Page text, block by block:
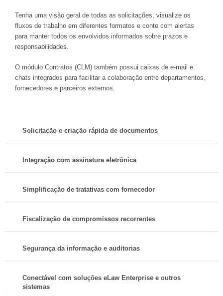
Solicitação e criação rápida de documentos
Integração com assinatura eletrônica
Simplificação de tratativas com fornecedor
Fiscalização de compromissos recorrentes
Segurança da informação e auditorias
Conectável com soluções eLaw Enterprise e outros
sistemas
Tenha uma visão geral de todas as solicitações, visualize os
fluxos de trabalho em diferentes formatos e conte com alertas
para manter todos os envolvidos informados sobre prazos e
responsabilidades.
O módulo Contratos (CLM) também possui caixas de e-mail e
chats integrados para facilitar a colaboração entre departamentos,
fornecedores e parceiros externos.